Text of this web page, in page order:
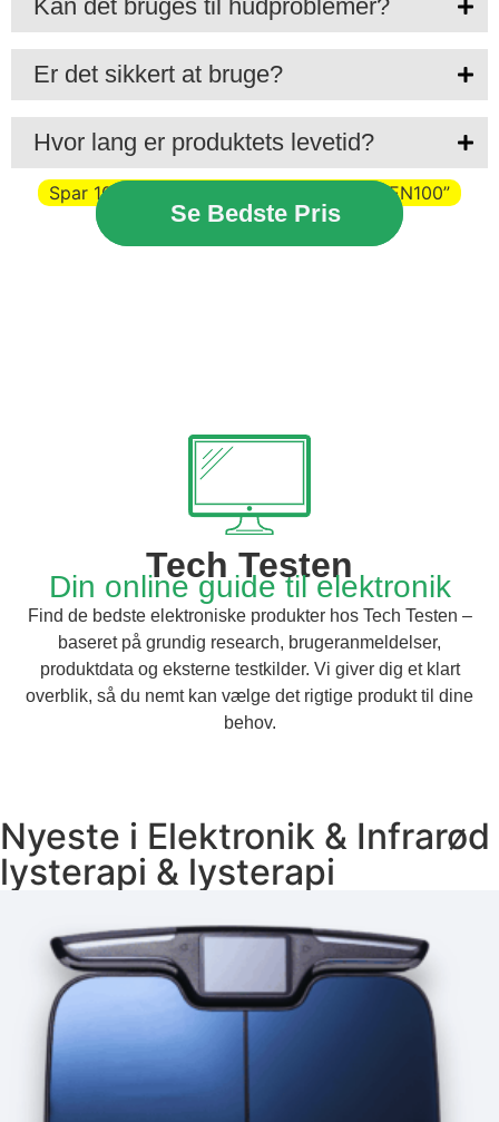
Kan det bruges til hudproblemer?
Er det sikkert at bruge?
Hvor lang er produktets levetid?
Spar 100kr. med rabatkoden “VELKOMMEN100”
Se Bedste Pris
Tech Testen
Din online guide til elektronik
Find de bedste elektroniske produkter hos Tech Testen –
baseret på grundig research, brugeranmeldelser,
produktdata og eksterne testkilder. Vi giver dig et klart
overblik, så du nemt kan vælge det rigtige produkt til dine
behov.
Nyeste i Elektronik & Infrarød
lysterapi & lysterapi